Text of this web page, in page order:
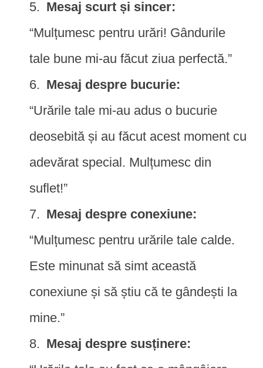
Mesaj scurt și sincer:
“Mulțumesc pentru urări! Gândurile
tale bune mi-au făcut ziua perfectă.”
Mesaj despre bucurie:
“Urările tale mi-au adus o bucurie
deosebită și au făcut acest moment cu
adevărat special. Mulțumesc din
suflet!”
Mesaj despre conexiune:
“Mulțumesc pentru urările tale calde.
Este minunat să simt această
conexiune și să știu că te gândești la
mine.”
Mesaj despre susținere: